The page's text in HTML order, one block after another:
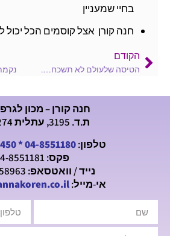
בחיי שמעניין
חנה קורן אצל קוסמים הכל
הקודם
הטיסה שלעולם לא תשכח….
חנה קורן – מכון
ת.ד. 3195, עתלית 3033274
טלפון:04-8551180
*
פקס: 04-8551181
נייד / וואטסאפ: 054-2858963
אי-מייל: